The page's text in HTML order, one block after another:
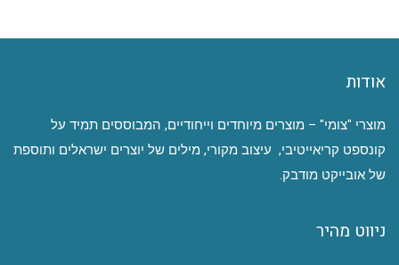
אודות
מוצרי "צומי" – מוצרים מיוחדים וייחודיים, המבוססים תמיד על
קונספט קריאייטיבי, עיצוב מקורי, מילים של יוצרים ישראלים ותוספת
של אובייקט מודבק.
ניווט מהיר